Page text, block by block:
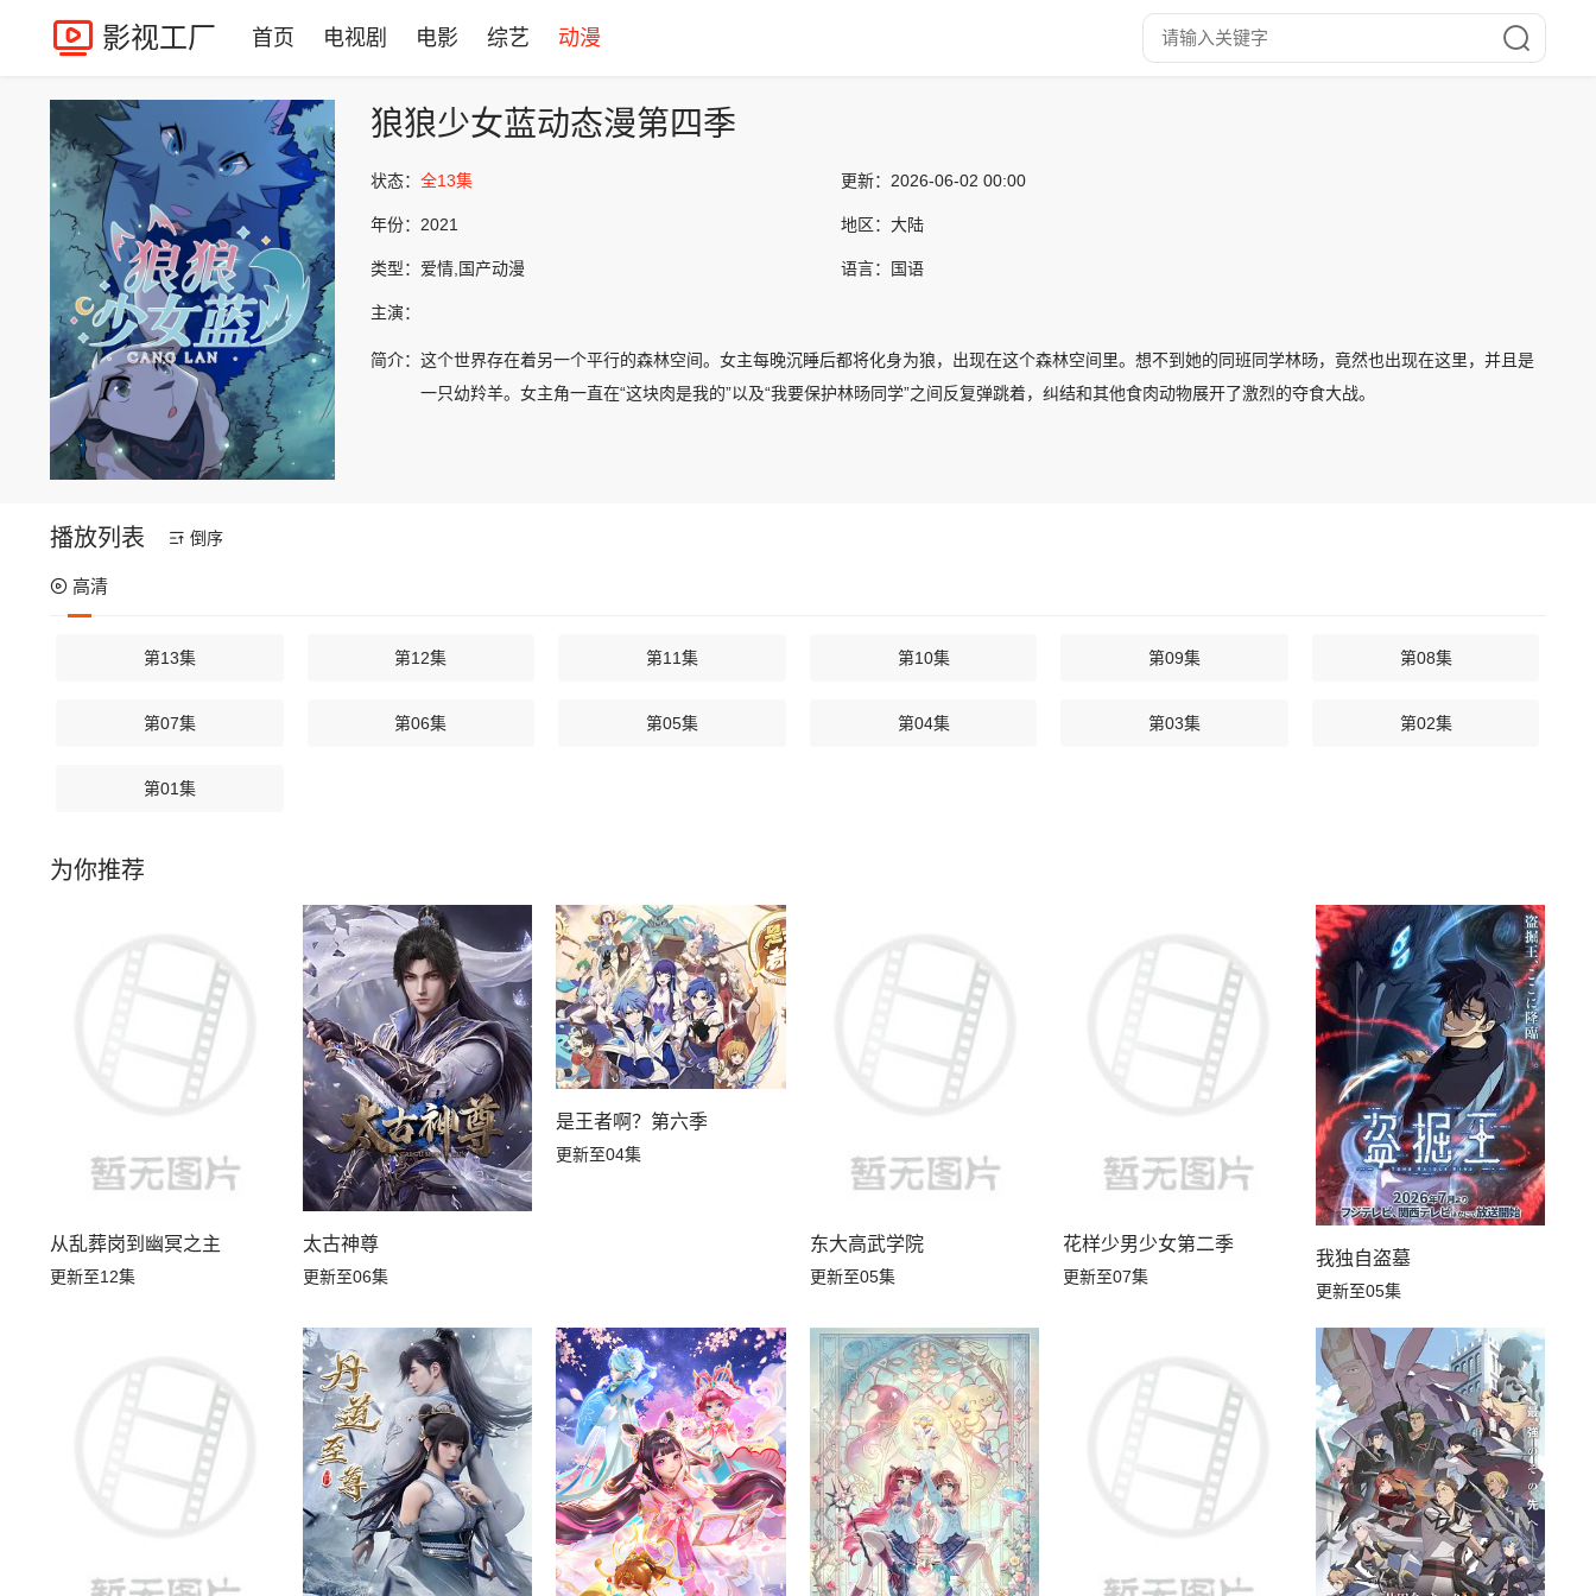
影视工厂 首页 电视剧 电影 综艺 动漫
狼狼少女蓝动态漫第四季
状态： 全13集 更新： 2026-06-02 00:00
年份： 2021 地区： 大陆
类型： 爱情,国产动漫 语言： 国语
主演：
简介： 这个世界存在着另一个平行的森林空间。女主每晚沉睡后都将化身为狼，出现在这个森林空间里。想不到她的同班同学林旸，竟然也出现在这里，并且是
一只幼羚羊。女主角一直在“这块肉是我的”以及“我要保护林旸同学”之间反复弹跳着，纠结和其他食肉动物展开了激烈的夺食大战。
播放列表 倒序
高清
第13集 第12集 第11集 第10集 第09集 第08集
第07集 第06集 第05集 第04集 第03集 第02集
第01集
为你推荐
从乱葬岗到幽冥之主
更新至12集
太古神尊
更新至06集
是王者啊？第六季
更新至04集
东大高武学院
更新至05集
花样少男少女第二季
更新至07集
我独自盗墓
更新至05集